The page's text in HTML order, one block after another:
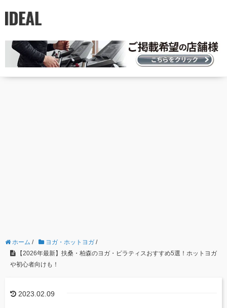
ホーム / ヨガ・ホットヨガ /
【2026年最新】扶桑・柏森のヨガ・ピラティスおすすめ5選！ホットヨガ
や初心者向けも！
2023.02.09